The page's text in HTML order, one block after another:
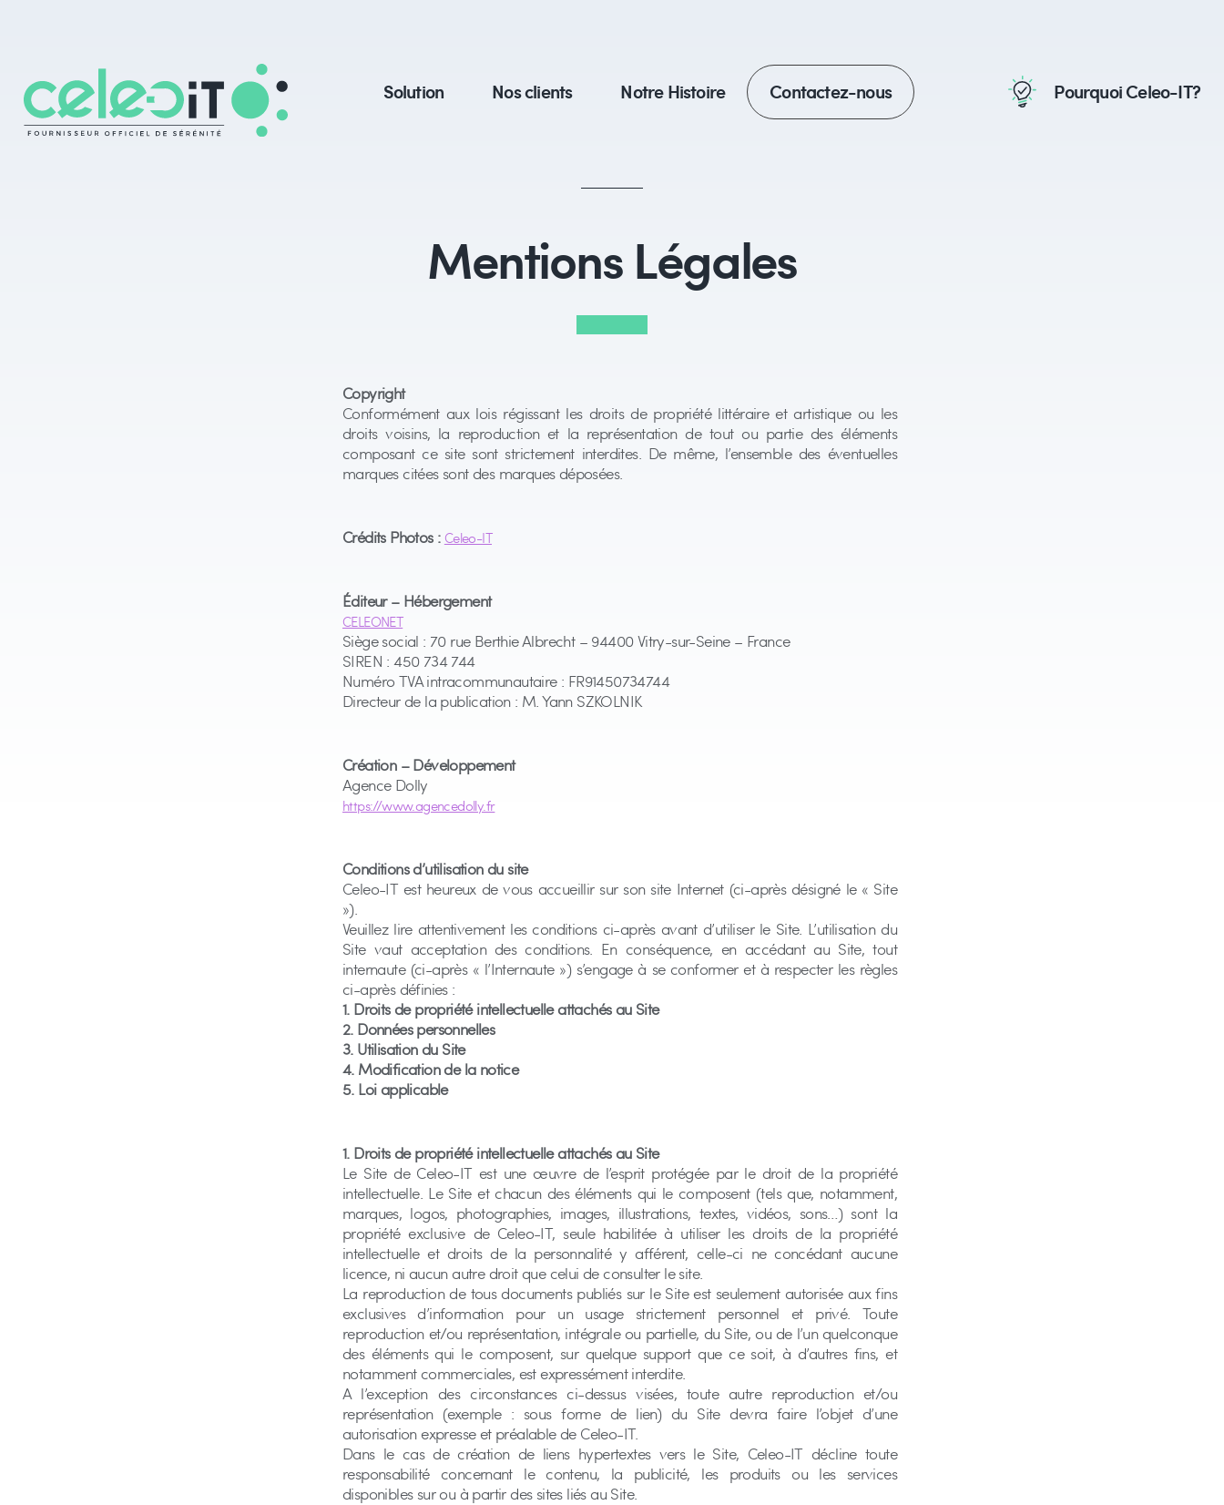
Solution Nos clients Notre Histoire Contactez-nous Pourquoi Celeo-IT?
Mentions Légales
Copyright
Conformément aux lois régissant les droits de propriété littéraire et artistique ou les
droits voisins, la reproduction et la représentation de tout ou partie des éléments
composant ce site sont strictement interdites. De même, l’ensemble des éventuelles
marques citées sont des marques déposées.
Crédits Photos : Celeo-IT
Éditeur – Hébergement
CELEONET
Siège social : 70 rue Berthie Albrecht – 94400 Vitry-sur-Seine – France
SIREN : 450 734 744
Numéro TVA intracommunautaire : FR91450734744
Directeur de la publication : M. Yann SZKOLNIK
Création – Développement
Agence Dolly
https://www.agencedolly.fr
Conditions d’utilisation du site
Celeo-IT est heureux de vous accueillir sur son site Internet (ci-après désigné le « Site
»).
Veuillez lire attentivement les conditions ci-après avant d’utiliser le Site. L’utilisation du
Site vaut acceptation des conditions. En conséquence, en accédant au Site, tout
internaute (ci-après « l’Internaute ») s’engage à se conformer et à respecter les règles
ci-après définies :
1. Droits de propriété intellectuelle attachés au Site
2. Données personnelles
3. Utilisation du Site
4. Modification de la notice
5. Loi applicable
1. Droits de propriété intellectuelle attachés au Site
Le Site de Celeo-IT est une œuvre de l’esprit protégée par le droit de la propriété
intellectuelle. Le Site et chacun des éléments qui le composent (tels que, notamment,
marques, logos, photographies, images, illustrations, textes, vidéos, sons…) sont la
propriété exclusive de Celeo-IT, seule habilitée à utiliser les droits de la propriété
intellectuelle et droits de la personnalité y afférent, celle-ci ne concédant aucune
licence, ni aucun autre droit que celui de consulter le site.
La reproduction de tous documents publiés sur le Site est seulement autorisée aux fins
exclusives d’information pour un usage strictement personnel et privé. Toute
reproduction et/ou représentation, intégrale ou partielle, du Site, ou de l’un quelconque
des éléments qui le composent, sur quelque support que ce soit, à d’autres fins, et
notamment commerciales, est expressément interdite.
A l’exception des circonstances ci-dessus visées, toute autre reproduction et/ou
représentation (exemple : sous forme de lien) du Site devra faire l’objet d’une
autorisation expresse et préalable de Celeo-IT.
Dans le cas de création de liens hypertextes vers le Site, Celeo-IT décline toute
responsabilité concernant le contenu, la publicité, les produits ou les services
disponibles sur ou à partir des sites liés au Site.